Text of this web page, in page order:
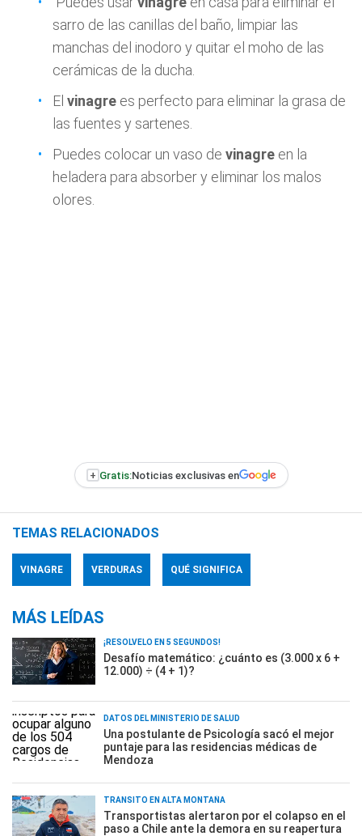
sarro de las canillas del baño, limpiar las
manchas del inodoro y quitar el moho de las
cerámicas de la ducha.
El vinagre es perfecto para eliminar la grasa de
las fuentes y sartenes.
Puedes colocar un vaso de vinagre en la
heladera para absorber y eliminar los malos
olores.
+ Gratis:Noticias exclusivas en
TEMAS RELACIONADOS
VINAGRE VERDURAS QUÉ SIGNIFICA
MÁS LEÍDAS
¡RESOLVELO EN 5 SEGUNDOS!
Desafío matemático: ¿cuánto es (3.000 x 6 +
12.000) ÷ (4 + 1)?
DATOS DEL MINISTERIO DE SALUD
Una postulante de Psicología sacó el mejor
puntaje para las residencias médicas de
Mendoza
TRÁNSITO EN ALTA MONTAÑA
Transportistas alertaron por el colapso en el
paso a Chile ante la demora en su reapertura